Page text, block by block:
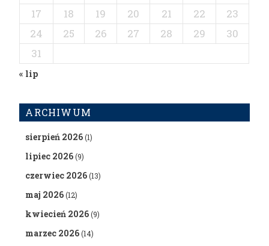
17
18 19 20 21 22
23
24
25 26 27 28 29
30
31
« lip
ARCHIWUM
sierpień 2026(1)
lipiec 2026(9)
czerwiec 2026(13)
maj 2026(12)
kwiecień 2026(9)
marzec 2026(14)